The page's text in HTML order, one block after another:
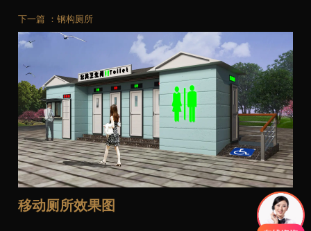
下一篇 ： 钢构厕所
移动厕所效果图